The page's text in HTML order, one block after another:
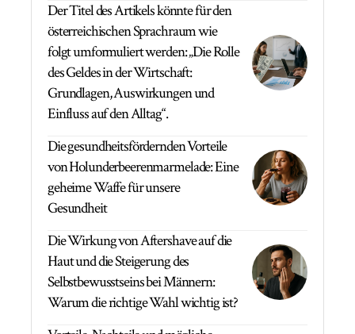
Der Titel des Artikels könnte für den
österreichischen Sprachraum wie
folgt umformuliert werden: „Die Rolle
des Geldes in der Wirtschaft:
Grundlagen, Auswirkungen und
Einfluss auf den Alltag“.
Die gesundheitsfördernden Vorteile
von Holunderbeerenmarmelade: Eine
geheime Waffe für unsere
Gesundheit
Die Wirkung von Aftershave auf die
Haut und die Steigerung des
Selbstbewusstseins bei Männern:
Warum die richtige Wahl wichtig ist?